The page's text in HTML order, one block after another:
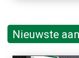
Nieuwste